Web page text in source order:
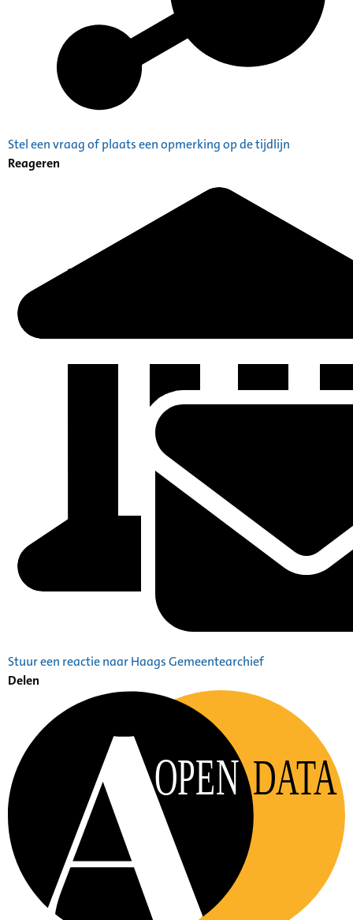
Stel een vraag of plaats een opmerking op de tijdlijn
Reageren
Stuur een reactie naar Haags Gemeentearchief
Delen
OPEN DATA